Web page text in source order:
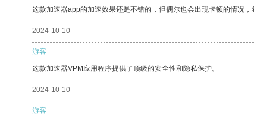
这款加速器app的加速效果还是不错的，但偶尔也会出现卡顿的情况，
2024-10-10
游客
这款加速器VPM应用程序提供了顶级的安全性和隐私保护。
2024-10-10
游客